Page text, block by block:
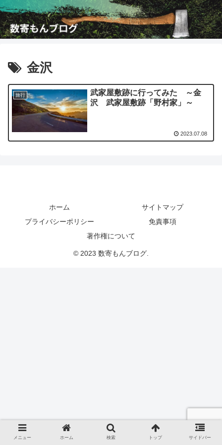
金沢
旅行
武家屋敷跡に行ってみた ～金
沢 武家屋敷跡「野村家」～
2023.07.08
ホーム
サイトマップ
プライバシーポリシー
免責事項
著作権について
© 2023 数寄もんブログ.
メニュー ホーム 検索 トップ サイドバー